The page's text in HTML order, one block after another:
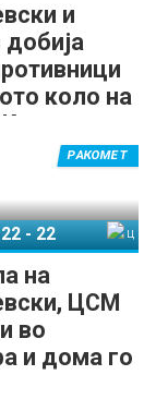
и
коло на
на
ЦСМ
во
и дома го
РАКОМЕТ
22-22